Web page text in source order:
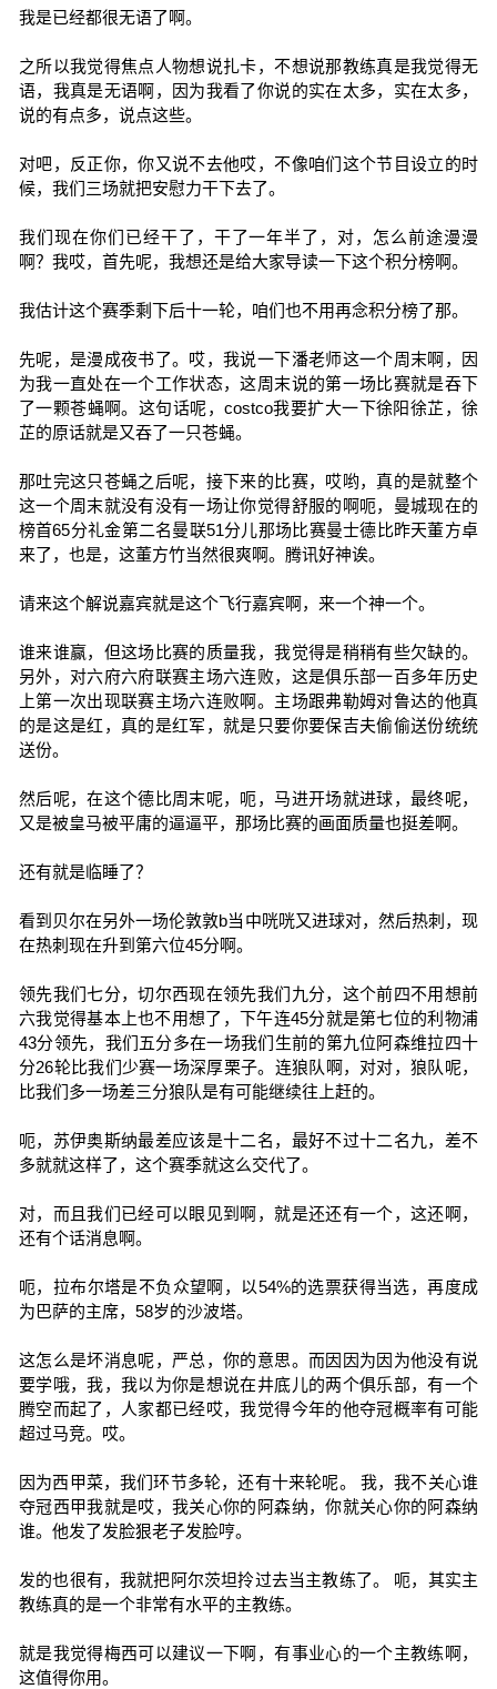
我是已经都很无语了啊。
之所以我觉得焦点人物想说扎卡，不想说那教练真是我觉得无
语，我真是无语啊，因为我看了你说的实在太多，实在太多，
说的有点多，说点这些。
对吧，反正你，你又说不去他哎，不像咱们这个节目设立的时
候，我们三场就把安慰力干下去了。
我们现在你们已经干了，干了一年半了，对，怎么前途漫漫
啊？我哎，首先呢，我想还是给大家导读一下这个积分榜啊。
我估计这个赛季剩下后十一轮，咱们也不用再念积分榜了那。
先呢，是漫成夜书了。哎，我说一下潘老师这一个周末啊，因
为我一直处在一个工作状态，这周末说的第一场比赛就是吞下
了一颗苍蝇啊。这句话呢，costco我要扩大一下徐阳徐芷，徐
芷的原话就是又吞了一只苍蝇。
那吐完这只苍蝇之后呢，接下来的比赛，哎哟，真的是就整个
这一个周末就没有没有一场让你觉得舒服的啊呃，曼城现在的
榜首65分礼金第二名曼联51分儿那场比赛曼士德比昨天董方卓
来了，也是，这董方竹当然很爽啊。腾讯好神诶。
请来这个解说嘉宾就是这个飞行嘉宾啊，来一个神一个。
谁来谁赢，但这场比赛的质量我，我觉得是稍稍有些欠缺的。
另外，对六府六府联赛主场六连败，这是俱乐部一百多年历史
上第一次出现联赛主场六连败啊。主场跟弗勒姆对鲁达的他真
的是这是红，真的是红军，就是只要你要保吉夫偷偷送份统统
送份。
然后呢，在这个德比周末呢，呃，马进开场就进球，最终呢，
又是被皇马被平庸的逼逼平，那场比赛的画面质量也挺差啊。
还有就是临睡了？
看到贝尔在另外一场伦敦敦b当中咣咣又进球对，然后热刺，现
在热刺现在升到第六位45分啊。
领先我们七分，切尔西现在领先我们九分，这个前四不用想前
六我觉得基本上也不用想了，下午连45分就是第七位的利物浦
43分领先，我们五分多在一场我们生前的第九位阿森维拉四十
分26轮比我们少赛一场深厚栗子。连狼队啊，对对，狼队呢，
比我们多一场差三分狼队是有可能继续往上赶的。
呃，苏伊奥斯纳最差应该是十二名，最好不过十二名九，差不
多就就这样了，这个赛季就这么交代了。
对，而且我们已经可以眼见到啊，就是还还有一个，这还啊，
还有个话消息啊。
呃，拉布尔塔是不负众望啊，以54%的选票获得当选，再度成
为巴萨的主席，58岁的沙波塔。
这怎么是坏消息呢，严总，你的意思。而因因为因为他没有说
要学哦，我，我以为你是想说在井底儿的两个俱乐部，有一个
腾空而起了，人家都已经哎，我觉得今年的他夺冠概率有可能
超过马竞。哎。
因为西甲菜，我们环节多轮，还有十来轮呢。 我，我不关心谁
夺冠西甲我就是哎，我关心你的阿森纳，你就关心你的阿森纳
谁。他发了发脸狠老子发脸哼。
发的也很有，我就把阿尔茨坦拎过去当主教练了。 呃，其实主
教练真的是一个非常有水平的主教练。
就是我觉得梅西可以建议一下啊，有事业心的一个主教练啊，
这值得你用。